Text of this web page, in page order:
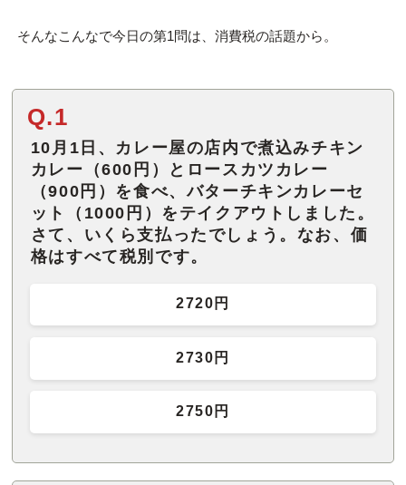
そんなこんなで今日の第1問は、消費税の話題から。
Q.1
10月1日、カレー屋の店内で煮込みチキン
カレー（600円）とロースカツカレー
（900円）を食べ、バターチキンカレーセ
ット（1000円）をテイクアウトしました。
さて、いくら支払ったでしょう。なお、価
格はすべて税別です。
2720円
2730円
2750円